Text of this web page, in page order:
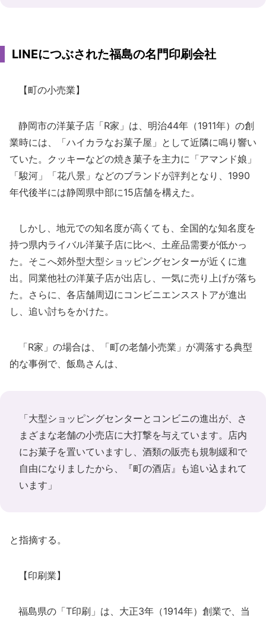
LINEにつぶされた福島の名門印刷会社
【町の小売業】
静岡市の洋菓子店「R家」は、明治44年（1911年）の創
業時には、「ハイカラなお菓子屋」として近隣に鳴り響い
ていた。クッキーなどの焼き菓子を主力に「アマンド娘」
「駿河」「花八景」などのブランドが評判となり、1990
年代後半には静岡県中部に15店舗を構えた。
しかし、地元での知名度が高くても、全国的な知名度を
持つ県内ライバル洋菓子店に比べ、土産品需要が低かっ
た。そこへ郊外型大型ショッピングセンターが近くに進
出。同業他社の洋菓子店が出店し、一気に売り上げが落ち
た。さらに、各店舗周辺にコンビニエンスストアが進出
し、追い討ちをかけた。
「R家」の場合は、「町の老舗小売業」が凋落する典型
的な事例で、飯島さんは、
「大型ショッピングセンターとコンビニの進出が、さ
まざまな老舗の小売店に大打撃を与えています。店内
にお菓子を置いていますし、酒類の販売も規制緩和で
自由になりましたから、『町の酒店』も追い込まれて
います」
と指摘する。
【印刷業】
福島県の「T印刷」は、大正3年（1914年）創業で、当